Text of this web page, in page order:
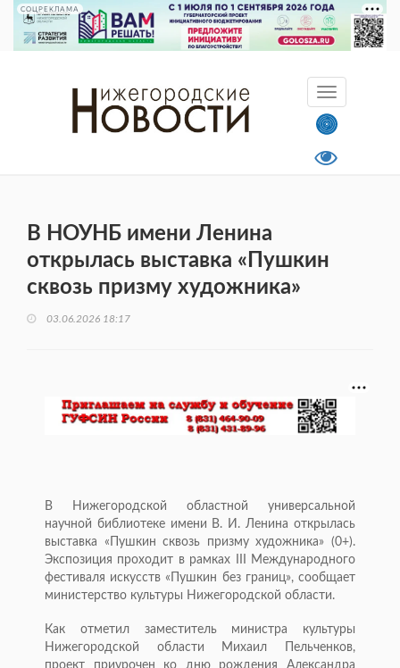
СОЦРЕКЛАМА
В НОУНБ имени Ленина
открылась выставка «Пушкин
сквозь призму художника»
03.06.2026 18:17
В Нижегородской областной универсальной
научной библиотеке имени В. И. Ленина открылась
выставка «Пушкин сквозь призму художника» (0+).
Экспозиция проходит в рамках III Международного
фестиваля искусств «Пушкин без границ», сообщает
министерство культуры Нижегородской области.
Как отметил заместитель министра культуры
Нижегородской области Михаил Пельченков,